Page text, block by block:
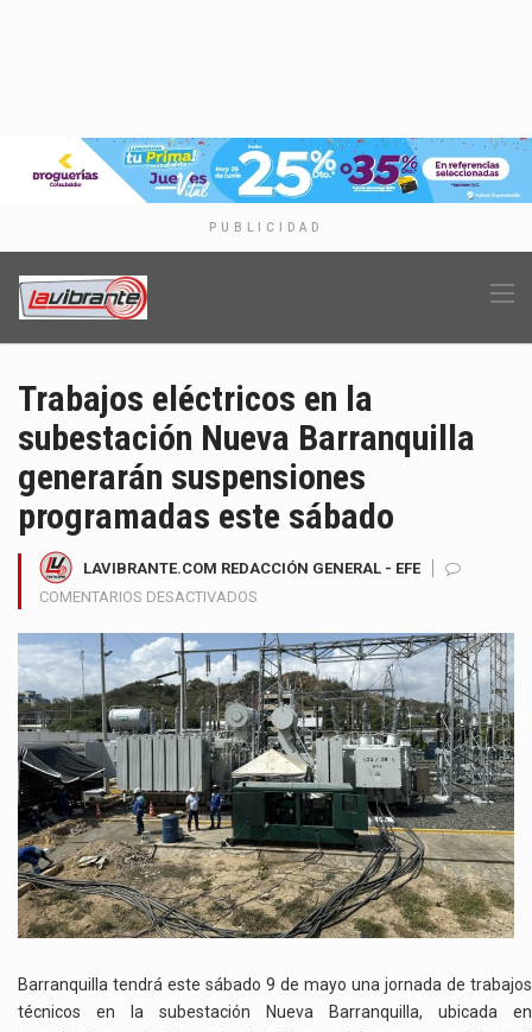
PUBLICIDAD
Trabajos eléctricos en la
subestación Nueva Barranquilla
generarán suspensiones
programadas este sábado
LAVIBRANTE.COM REDACCIÓN GENERAL - EFE
COMENTARIOS DESACTIVADOS
ELÉCTRICOS
EN
LA
SUBESTACIÓN
NUEVA
BARRANQUILLA
GENERARÁN
SUSPENSIONES
PROGRAMADAS
ESTE
SÁBADO
Barranquilla tendrá este sábado 9 de mayo una jornada de trabajos
técnicos en la subestación Nueva Barranquilla, ubicada en